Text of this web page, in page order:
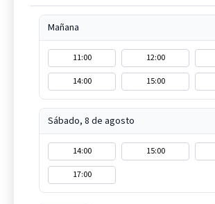
Mañana
11:00 12:00
14:00
15:00
Sábado, 8 de agosto
14:00 15:00
17:00